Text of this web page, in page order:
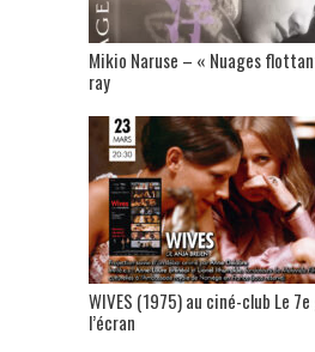
Mikio Naruse – « Nuages
ray
WIVES (1975) au ciné-club Le
l’écran